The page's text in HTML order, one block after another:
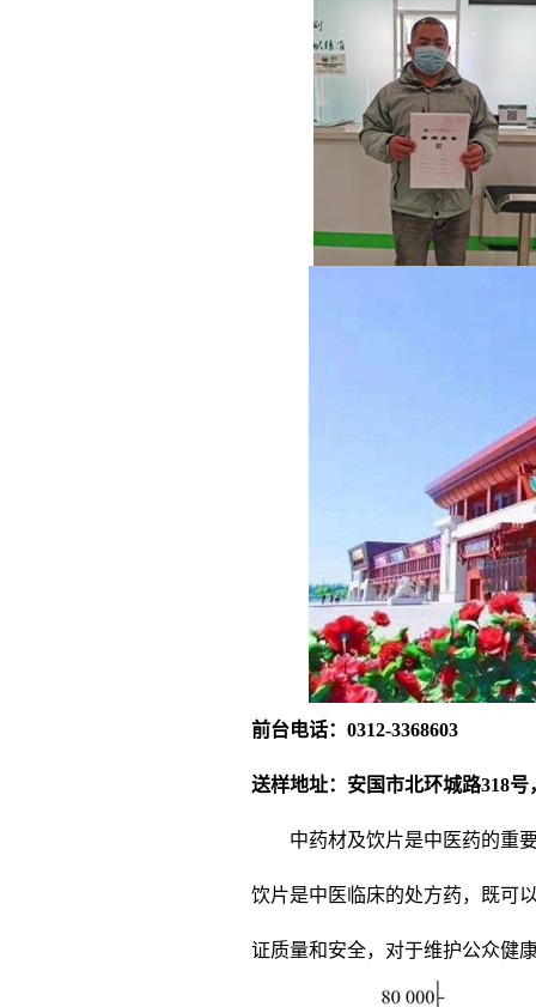
前台电话：0312-3368603
送样地址：安国市北环城路318
中药材及饮片是中医药的重
饮片是中医临床的处方药，既可
证质量和安全，对于维护公众健